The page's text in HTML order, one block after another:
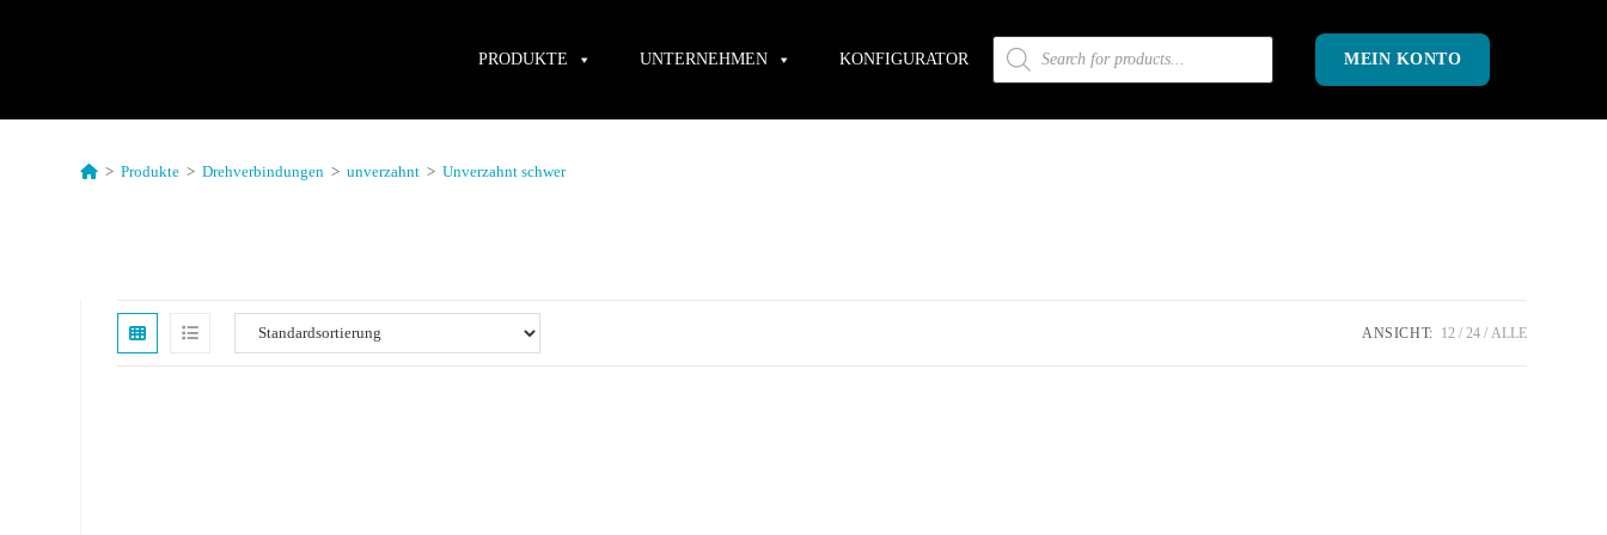
PRODUKTE UNTERNEHMEN KONFIGURATOR MEIN KONTO
> Produkte > Drehverbindungen > unverzahnt > Unverzahnt schwer
ANSICHT: 12 24 ALLE